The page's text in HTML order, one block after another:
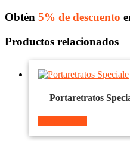
Obtén 5% de descuento
Productos relacionados
Portaretratos